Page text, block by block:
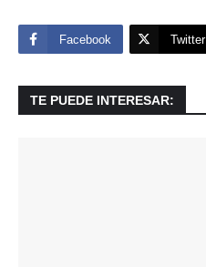
Facebook Twitter
TE PUEDE INTERESAR: